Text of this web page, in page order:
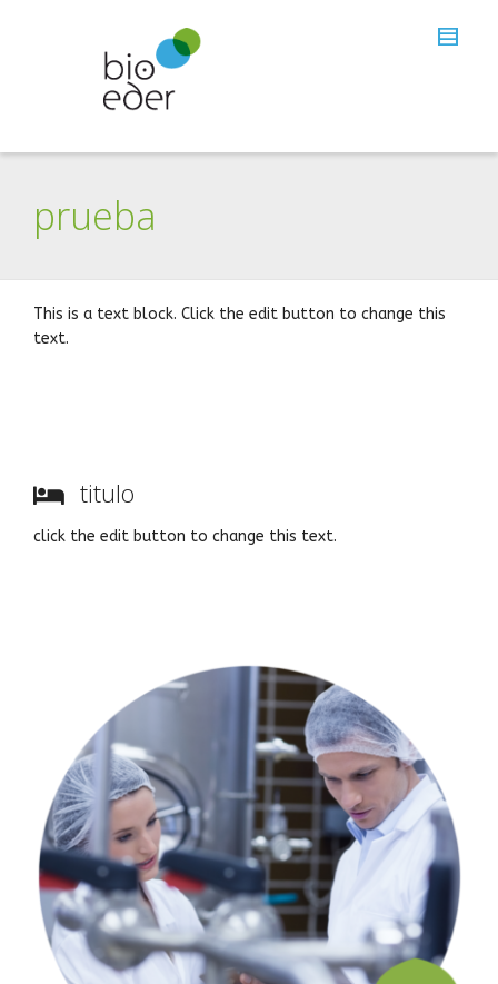
prueba
This is a text block. Click the edit button to change this
text.
titulo
click the edit button to change this text.